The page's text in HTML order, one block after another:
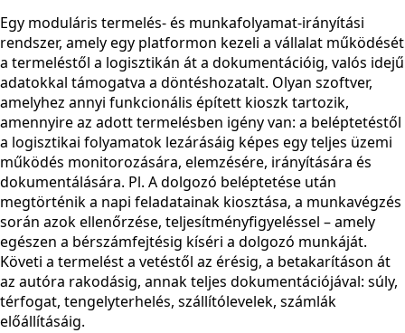
Egy moduláris termelés- és munkafolyamat-irányítási
rendszer, amely egy platformon kezeli a vállalat működését
a termeléstől a logisztikán át a dokumentációig, valós idejű
adatokkal támogatva a döntéshozatalt. Olyan szoftver,
amelyhez annyi funkcionális épített kioszk tartozik,
amennyire az adott termelésben igény van: a beléptetéstől
a logisztikai folyamatok lezárásáig képes egy teljes üzemi
működés monitorozására, elemzésére, irányítására és
dokumentálására. Pl. A dolgozó beléptetése után
megtörténik a napi feladatainak kiosztása, a munkavégzés
során azok ellenőrzése, teljesítményfigyeléssel – amely
egészen a bérszámfejtésig kíséri a dolgozó munkáját.
Követi a termelést a vetéstől az érésig, a betakarításon át
az autóra rakodásig, annak teljes dokumentációjával: súly,
térfogat, tengelyterhelés, szállítólevelek, számlák
előállításáig.